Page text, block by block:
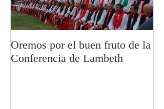
Oremos por el buen fruto de la
Conferencia de Lambeth